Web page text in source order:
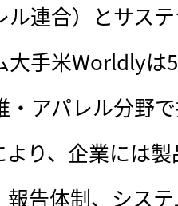
ル連合）とサス
大手米Worldlyは
・アパレル分野
より、企業には
報告体制、シス